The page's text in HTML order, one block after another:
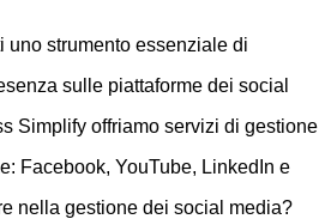
uno strumento essenziale di
sulle piattaforme dei social
Simplify offriamo servizi di gestione
Facebook, YouTube, LinkedIn e
nella gestione dei social media?